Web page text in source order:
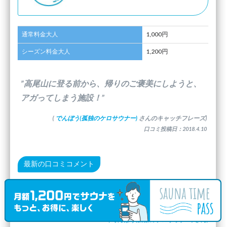
通常料金大人 1,000円
シーズン料金大人 1,200円
”高尾山に登る前から、帰りのご褒美にしようと、
アガってしまう施設！”
( でんぼう(孤独のケロサウナー) さんのキャッチフレーズ)
口コミ投稿日：2018.4.10
最新の口コミコメント
ほぼ駅直結の温浴施設、高尾山ハイクの帰りに汗を流して疲
れを癒やして帰る方多し、内湯より露天風呂がメインです。
( でんぼう(孤独のケロサウナー) さん)